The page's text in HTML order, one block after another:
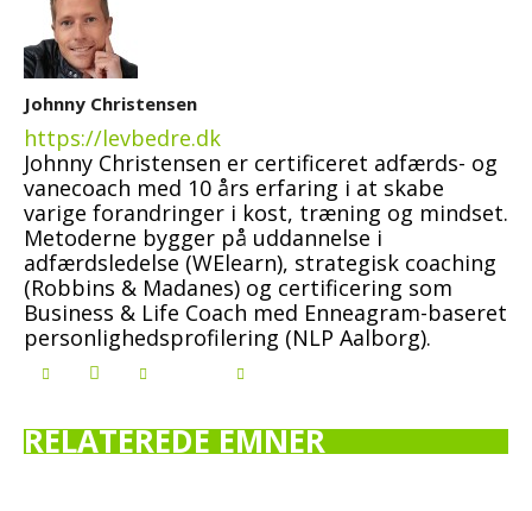
Johnny Christensen
https://levbedre.dk
Johnny Christensen er certificeret adfærds- og
vanecoach med 10 års erfaring i at skabe
varige forandringer i kost, træning og mindset.
Metoderne bygger på uddannelse i
adfærdsledelse (WElearn), strategisk coaching
(Robbins & Madanes) og certificering som
Business & Life Coach med Enneagram-baseret
personlighedsprofilering (NLP Aalborg).
RELATEREDE EMNER